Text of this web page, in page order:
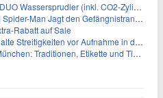
Wassersprudler (inkl. CO2-Zylinder) für 94€
Man Jagt den Gefängnistransporter (76349) für 32,99€
Rabatt auf Sale
vor Aufnahme in die Rock and Roll Hall of Fame begraben
Etikette und Tipps für Gäste aus dem In- und Ausland